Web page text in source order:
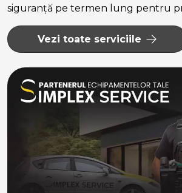
siguranță pe termen lung pentru
Vezi toate serviciile